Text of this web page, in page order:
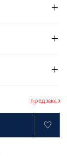
предзаказ